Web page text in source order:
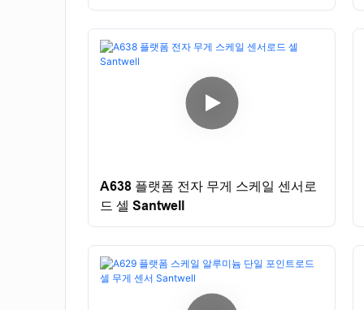
A638 플랫폼 전자 무게 스케일 센서로
드 셀 Santwell